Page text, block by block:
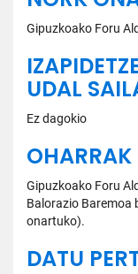
Gipuzkoako Foru
UDAL
Ez dagokio
OHARRAK
Gipuzkoako Foru
Balorazio Baremoa
onartuko).
DATU